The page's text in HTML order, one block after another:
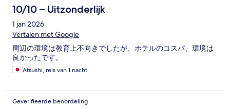
10/10 – Uitzonderlijk
1 jan 2026
Vertalen met Google
周辺の環境は教育上不向きでしたが、ホテルのコスパ、環境は
良かったです。
Atsushi, reis van 1 nacht
Geverifieerde beoordeling